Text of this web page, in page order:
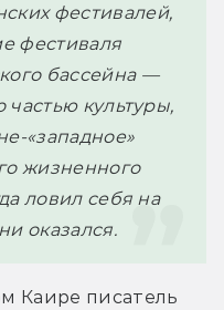
фестивалей,
фестиваля
бассейна —
культуры,
«западное»
жизненного
ловил себя на
оказался.
Каире писатель